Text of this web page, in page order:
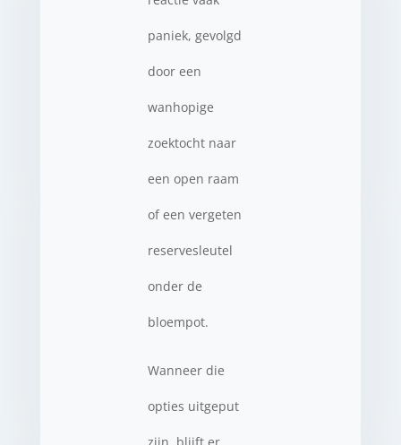
paniek, gevolgd
door een
wanhopige
zoektocht naar
een open raam
of een vergeten
reservesleutel
onder de
bloempot.
Wanneer die
opties uitgeput